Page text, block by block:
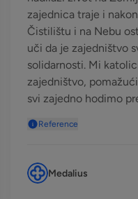
zajednica traje i
Čistilištu i na Nebu
uči da je zajedništvo
solidarnosti. Mi
zajedništvo,
svi zajedno hodimo
Reference
Medalius